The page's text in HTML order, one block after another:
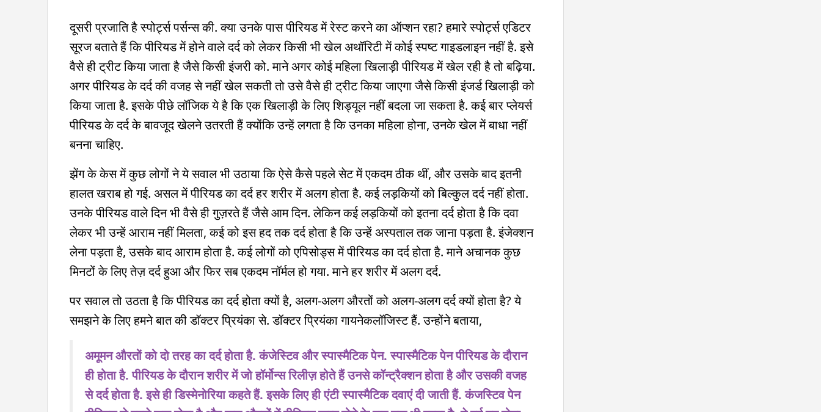
दूसरी प्रजाति है स्पोर्ट्स पर्सन्स की. क्या उनके पास पीरियड में रेस्ट करने का ऑप्शन रहा? हमारे स्पोर्ट्स एडिटर
सूरज बताते हैं कि पीरियड में होने वाले दर्द को लेकर किसी भी खेल अथॉरिटी में कोई स्पष्ट गाइडलाइन नहीं है. इसे
वैसे ही ट्रीट किया जाता है जैसे किसी इंजरी को. माने अगर कोई महिला खिलाड़ी पीरियड में खेल रही है तो बढ़िया.
अगर पीरियड के दर्द की वजह से नहीं खेल सकती तो उसे वैसे ही ट्रीट किया जाएगा जैसे किसी इंजर्ड खिलाड़ी को
किया जाता है. इसके पीछे लॉजिक ये है कि एक खिलाड़ी के लिए शिड्यूल नहीं बदला जा सकता है. कई बार प्लेयर्स
पीरियड के दर्द के बावजूद खेलने उतरती हैं क्योंकि उन्हें लगता है कि उनका महिला होना, उनके खेल में बाधा नहीं
बनना चाहिए.
झेंग के केस में कुछ लोगों ने ये सवाल भी उठाया कि ऐसे कैसे पहले सेट में एकदम ठीक थीं, और उसके बाद इतनी
हालत खराब हो गई. असल में पीरियड का दर्द हर शरीर में अलग होता है. कई लड़कियों को बिल्कुल दर्द नहीं होता.
उनके पीरियड वाले दिन भी वैसे ही गुज़रते हैं जैसे आम दिन. लेकिन कई लड़कियों को इतना दर्द होता है कि दवा
लेकर भी उन्हें आराम नहीं मिलता, कई को इस हद तक दर्द होता है कि उन्हें अस्पताल तक जाना पड़ता है. इंजेक्शन
लेना पड़ता है, उसके बाद आराम होता है. कई लोगों को एपिसोड्स में पीरियड का दर्द होता है. माने अचानक कुछ
मिनटों के लिए तेज़ दर्द हुआ और फिर सब एकदम नॉर्मल हो गया. माने हर शरीर में अलग दर्द.
पर सवाल तो उठता है कि पीरियड का दर्द होता क्यों है, अलग-अलग औरतों को अलग-अलग दर्द क्यों होता है? ये
समझने के लिए हमने बात की डॉक्टर प्रियंका से. डॉक्टर प्रियंका गायनेकलॉजिस्ट हैं. उन्होंने बताया,
अमूमन औरतों को दो तरह का दर्द होता है. कंजेस्टिव और स्पास्मैटिक पेन. स्पास्मैटिक पेन पीरियड के दौरान
ही होता है. पीरियड के दौरान शरीर में जो हॉर्मोन्स रिलीज़ होते हैं उनसे कॉन्ट्रैक्शन होता है और उसकी वजह
से दर्द होता है. इसे ही डिस्मेनोरिया कहते हैं. इसके लिए ही एंटी स्पास्मैटिक दवाएं दी जाती हैं. कंजस्टिव पेन